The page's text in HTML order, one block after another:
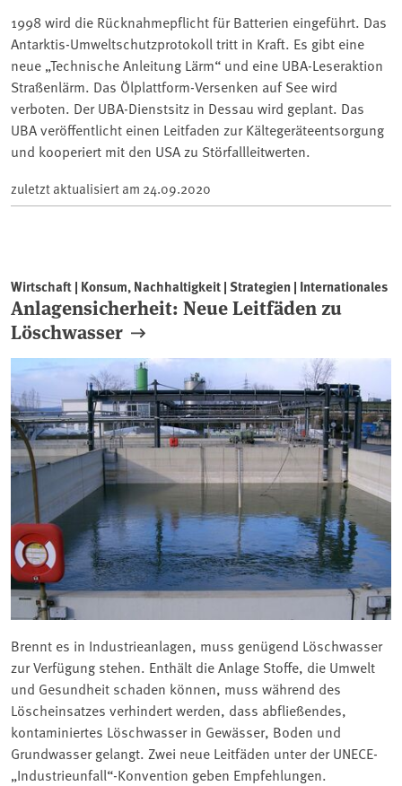
1998 wird die Rücknahmepflicht für Batterien eingeführt. Das
Antarktis-Umweltschutzprotokoll tritt in Kraft. Es gibt eine
neue „Technische Anleitung Lärm“ und eine UBA-Leseraktion
Straßenlärm. Das Ölplattform-Versenken auf See wird
verboten. Der UBA-Dienstsitz in Dessau wird geplant. Das
UBA veröffentlicht einen Leitfaden zur Kältegeräteentsorgung
und kooperiert mit den USA zu Störfallleitwerten.
zuletzt aktualisiert am 24.09.2020
Wirtschaft | Konsum, Nachhaltigkeit | Strategien | Internationales
Anlagensicherheit: Neue Leitfäden zu
Löschwasser
Brennt es in Industrieanlagen, muss genügend Löschwasser
zur Verfügung stehen. Enthält die Anlage Stoffe, die Umwelt
und Gesundheit schaden können, muss während des
Löscheinsatzes verhindert werden, dass abfließendes,
kontaminiertes Löschwasser in Gewässer, Boden und
Grundwasser gelangt. Zwei neue Leitfäden unter der UNECE-
„Industrieunfall“-Konvention geben Empfehlungen.